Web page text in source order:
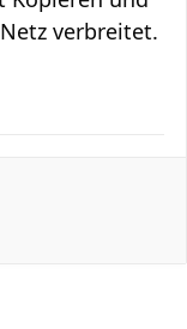
verbreitet.